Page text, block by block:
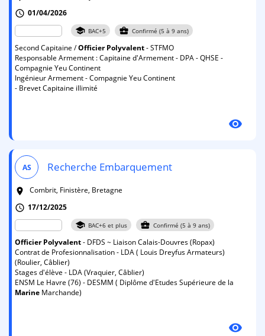
schedule 01/04/2026
school BAC+5 business_center Confirmé (5 à 9 ans)
Second Capitaine /Officier Polyvalent- STFMO
Responsable Armement : Capitaine d'Armement - DPA - QHSE -
Compagnie Yeu Continent
Ingénieur Armement - Compagnie Yeu Continent
- Brevet Capitaine illimité
visibility
AS Recherche Embarquement
room
Combrit, Finistère, Bretagne
schedule 17/12/2025
school BAC+6 et plus business_center Confirmé (5 à 9 ans)
Officier Polyvalent- DFDS ~ Liaison Calais-Douvres (Ropax)
Contrat de Profesionnalisation - LDA ( Louis Dreyfus Armateurs)
(Roulier, Câblier)
Stages d'élève - LDA (Vraquier, Câblier)
ENSM Le Havre (76) - DESMM ( Diplôme d'Etudes Supérieure de la
Marine Marchande)
visibility